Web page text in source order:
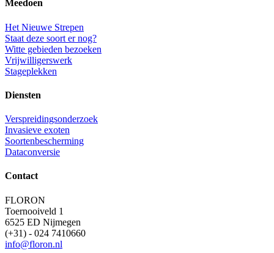
Meedoen
Het Nieuwe Strepen
Staat deze soort er nog?
Witte gebieden bezoeken
Vrijwilligerswerk
Stageplekken
Diensten
Verspreidingsonderzoek
Invasieve exoten
Soortenbescherming
Dataconversie
Contact
FLORON
Toernooiveld 1
6525 ED Nijmegen
(+31) - 024 7410660
info@floron.nl